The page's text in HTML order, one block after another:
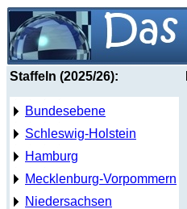
Staffeln (2025/26):
Bundesebene
Schleswig-Holstein
Hamburg
Mecklenburg-Vorpommern
Niedersachsen